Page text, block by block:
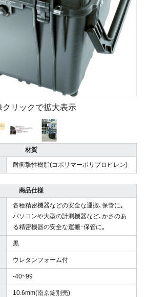
クリックで拡大表示
材質
耐衝撃性樹脂(コポリマーポリプロピレン)
商品仕様
各種精密機器などの安全な運搬､保管に｡
パソコンや大型の計測機器など､かさのあ
る精密機器の安全な運搬･保管に｡
黒
ウレタンフォーム付
-40~99
10.6mm(南京錠別売)